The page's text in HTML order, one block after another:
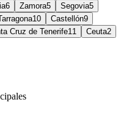
6 Zamora5 Segovia5
10 Castellón9
Cruz de Tenerife11 Ceuta2